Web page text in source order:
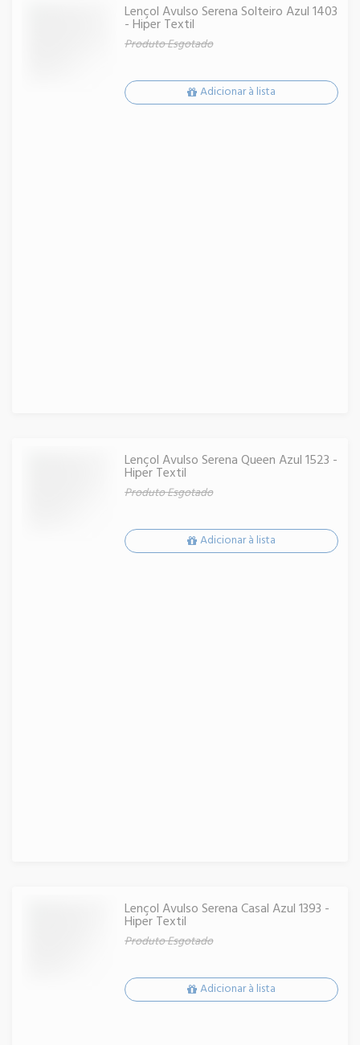
Lençol Avulso Serena Solteiro Azul 1403
- Hiper Textil
Produto Esgotado
Adicionar à lista
Lençol Avulso Serena Queen Azul 1523 -
Hiper Textil
Produto Esgotado
Adicionar à lista
Lençol Avulso Serena Casal Azul 1393 -
Hiper Textil
Produto Esgotado
Adicionar à lista